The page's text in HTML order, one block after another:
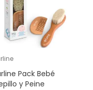
Pack Bebé
y Peine